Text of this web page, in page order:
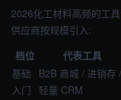
2026化工材料高频的工
供应商按规模引入:
档位
代表工具
基础
入门
B2B 商城 / 进销存 /
轻量 CRM